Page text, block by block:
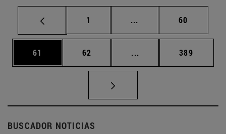
Página
1 ... Páginas intermedias
Página
60
Página
61 Página
62 ... Páginas intermedias
Página
389
BUSCADOR NOTICIAS